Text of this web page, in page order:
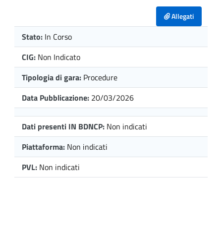
Allegati
Stato: In Corso
CIG: Non Indicato
Tipologia di gara: Procedure
Data Pubblicazione: 20/03/2026
Dati presenti IN BDNCP: Non indicati
Piattaforma: Non indicati
PVL: Non indicati